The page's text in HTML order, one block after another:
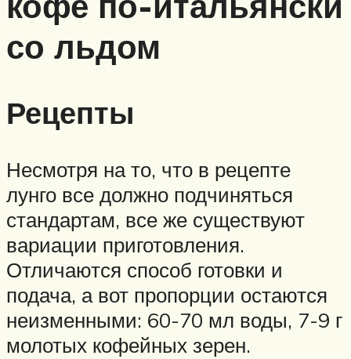
со льдом
Рецепты
Несмотря на то, что в рецепте
лунго все должно подчиняться
стандартам, все же существуют
вариации приготовления.
Отличаются способ готовки и
подача, а вот пропорции остаются
неизменными: 60-70 мл воды, 7-9 г
молотых кофейных зерен.